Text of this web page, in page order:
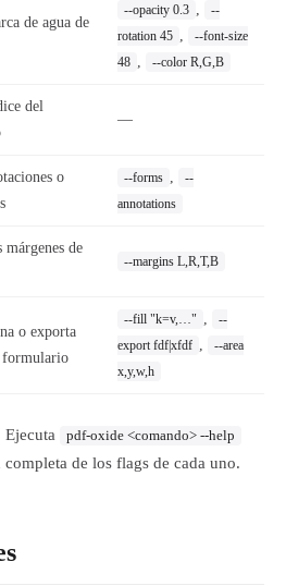
de agua de
--opacity 0.3 ,
--
rotation 45 ,
--font-size
48 , --color R,G,B
del
—
o
--forms ,
--
annotations
márgenes de
--margins L,R,T,B
o exporta
formulario
--fill "k=v,…" ,
--
export fdf|xfdf ,
--area
x,y,w,h
Ejecuta pdf-oxide <comando> --help
de los flags de cada uno.